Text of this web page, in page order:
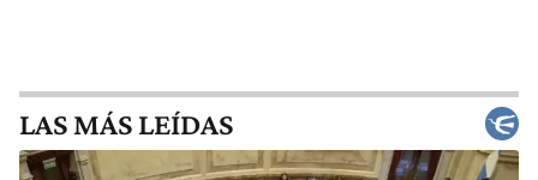
LAS MÁS LEÍDAS